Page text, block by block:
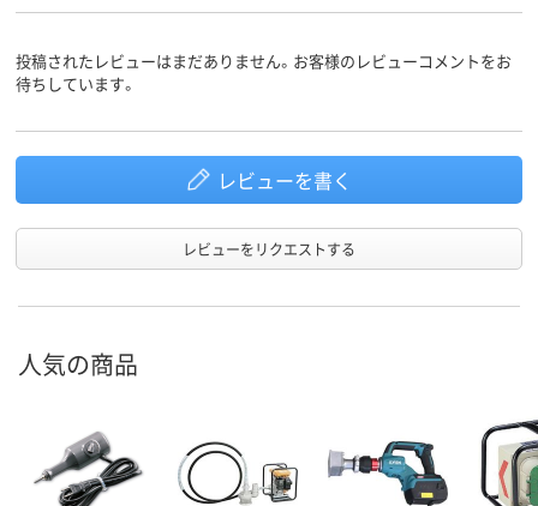
投稿されたレビューはまだありません。お客様のレビューコメントをお
待ちしています。
レビューを書く
レビューをリクエストする
人気の商品